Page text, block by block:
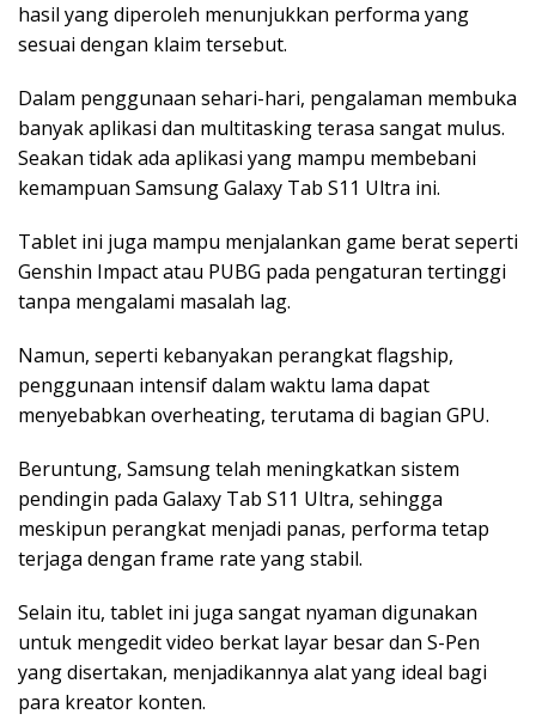
hasil yang diperoleh menunjukkan performa yang
sesuai dengan klaim tersebut.
Dalam penggunaan sehari-hari, pengalaman membuka
banyak aplikasi dan multitasking terasa sangat mulus.
Seakan tidak ada aplikasi yang mampu membebani
kemampuan Samsung Galaxy Tab S11 Ultra ini.
Tablet ini juga mampu menjalankan game berat seperti
Genshin Impact atau PUBG pada pengaturan tertinggi
tanpa mengalami masalah lag.
Namun, seperti kebanyakan perangkat flagship,
penggunaan intensif dalam waktu lama dapat
menyebabkan overheating, terutama di bagian GPU.
Beruntung, Samsung telah meningkatkan sistem
pendingin pada Galaxy Tab S11 Ultra, sehingga
meskipun perangkat menjadi panas, performa tetap
terjaga dengan frame rate yang stabil.
Selain itu, tablet ini juga sangat nyaman digunakan
untuk mengedit video berkat layar besar dan S-Pen
yang disertakan, menjadikannya alat yang ideal bagi
para kreator konten.